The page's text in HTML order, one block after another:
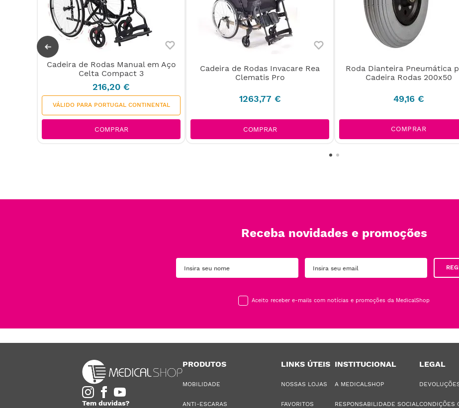
Cadeira de Rodas Manual em Aço
Celta Compact 3
216,20 €
VÁLIDO PARA PORTUGAL CONTINENTAL
ENVIO GRÁTIS
COMPRAR
Cadeira de Rodas Invacare Rea
Clematis Pro
1263,77 €
COMPRAR
Roda Dianteira Pneumática
Cadeira Rodas 200x50
49,16 €
COMPRAR
Receba novidades e promoções
Aceito receber e-mails com notícias e promoções da MedicalShop
Tem duvidas?
PRODUTOS
MOBILIDADE
ANTI-ESCARAS
LINKS ÚTEIS
NOSSAS LOJAS
FAVORITOS
INSTITUCIONAL
A MEDICALSHOP
RESPONSABILIDADE SOCIAL
LEGAL
CONDIÇÕES